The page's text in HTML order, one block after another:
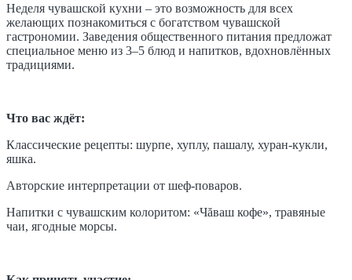
Неделя чувашской кухни – это возможность для всех
желающих познакомиться с богатством чувашской
гастрономии. Заведения общественного питания предложат
специальное меню из 3–5 блюд и напитков, вдохновлённых
традициями.
Что вас ждёт:
Классические рецепты: шурпе, хуплу, пашалу, хуран-кукли,
яшка.
Авторские интерпретации от шеф-поваров.
Напитки с чувашским колоритом: «Чăваш кофе», травяные
чаи, ягодные морсы.